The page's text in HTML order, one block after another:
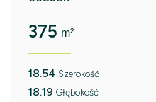
375 m²
18.54 Szerokość
18.19 Głębokość